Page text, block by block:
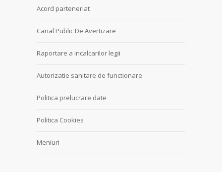
Acord parteneriat
Canal Public De Avertizare
Raportare a incalcarilor legii
Autorizatie sanitare de functionare
Politica prelucrare date
Politica Cookies
Meniuri